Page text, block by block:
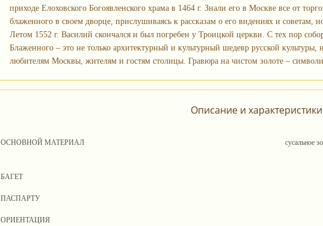
приходе Елоховского Богоявленского храма в 1464 г. Знали его в Москве все от
блаженного в своем дворце, прислушиваясь к рассказам о его видениях и советам,
Летом 1552 г. Василий скончался и был погребен у Троицкой церкви. С тех пор
Блаженного – это не только архитектурный и культурный шедевр русской
любителям Москвы, жителям и гостям столицы. Гравюра на чистом золоте –
Описание и
ОСНОВНОЙ МАТЕРИАЛ
сусальное
БАГЕТ
ПАСПАРТУ
ОРИЕНТАЦИЯ